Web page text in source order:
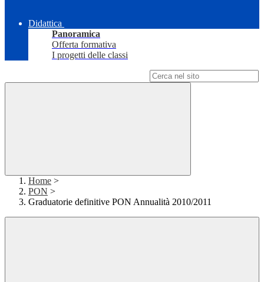
Didattica
Panoramica
Offerta formativa
I progetti delle classi
Home >
PON >
Graduatorie definitive PON Annualità 2010/2011